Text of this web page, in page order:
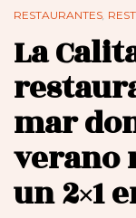
RESTAURANTES
La
mar
verano
un 2×1